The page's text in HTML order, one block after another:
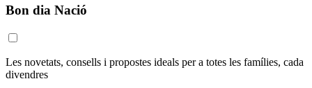
Bon dia Nació
Les novetats, consells i propostes ideals per a totes les famílies, cada
divendres